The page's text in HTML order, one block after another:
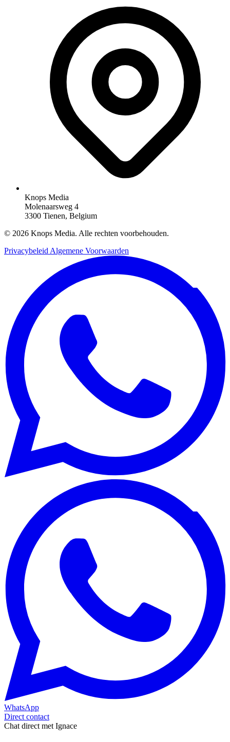
Knops Media
Molenaarsweg 4
3300 Tienen, Belgium
© 2026 Knops Media. Alle rechten voorbehouden.
Privacybeleid Algemene Voorwaarden
WhatsApp
Direct contact
Chat direct met Ignace